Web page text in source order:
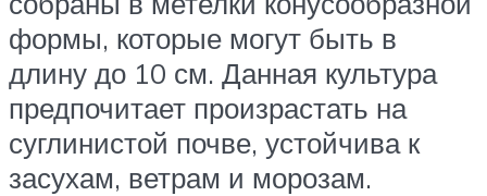
формы, которые могут быть в
длину до 10 см. Данная культура
предпочитает произрастать на
суглинистой почве, устойчива к
засухам, ветрам и морозам.